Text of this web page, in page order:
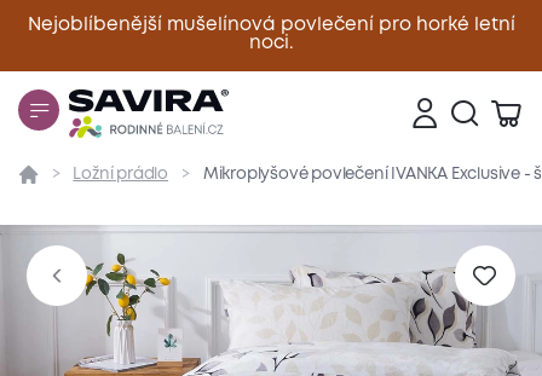
Nejoblíbenější mušelínová povlečení pro horké letní
noci.
Zavřít
Přehled Parametry Popis produktu Materiál
Ložní prádlo Mikroplyšové povlečení IVANKA Exclusive -